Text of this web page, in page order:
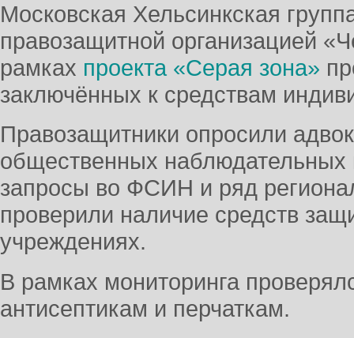
Московская Хельсинкская
правозащитной организацией
рамках проекта «Серая зона»
заключённых к средствам
Правозащитники опросили
общественных
запросы во ФСИН и ряд
проверили наличие средств
учреждениях.
В рамках мониторинга
антисептикам и перчаткам.